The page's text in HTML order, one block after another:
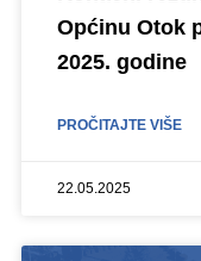
Općinu Otok
2025. godine
PROČITAJTE VIŠE
22.05.2025